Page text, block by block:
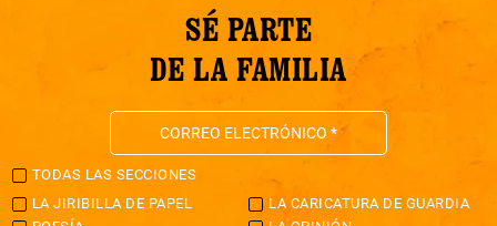
SÉ PARTE
DE LA FAMILIA
TODAS LAS SECCIONES
LA JIRIBILLA DE PAPEL
LA CARICATURA DE GUARDIA